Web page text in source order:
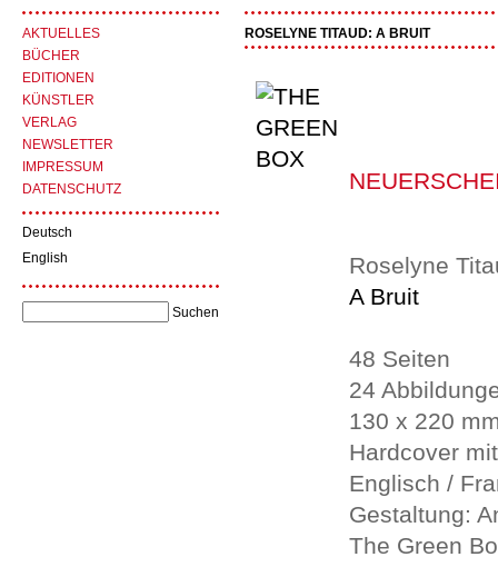
ROSELYNE TITAUD: A BRUIT
Roselyne
A Bruit
48 Seiten
24
130 x 220
Hardcover
Englisch /
Gestaltung:
The Green
AKTUELLES
BÜCHER
EDITIONEN
KÜNSTLER
VERLAG
NEWSLETTER
IMPRESSUM
DATENSCHUTZ
Deutsch
English